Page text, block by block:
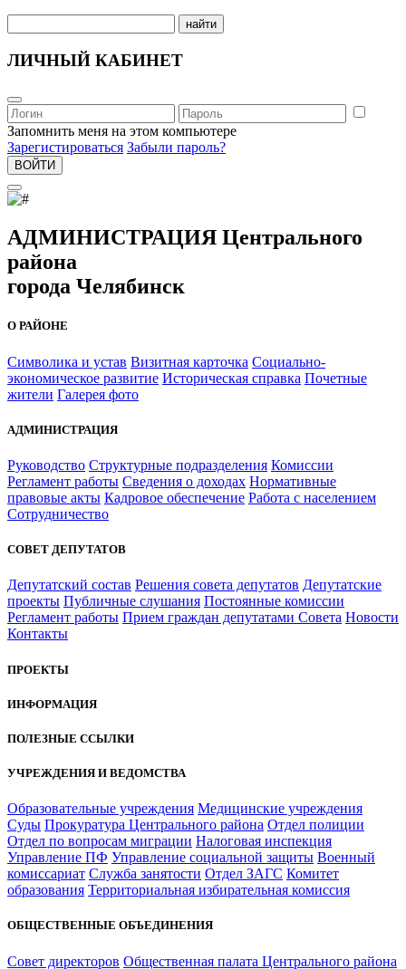
найти
ЛИЧНЫЙ КАБИНЕТ
Запомнить меня на этом компьютере
Зарегистироваться Забыли пароль?
ВОЙТИ
АДМИНИСТРАЦИЯ Центрального
района
города Челябинск
О РАЙОНЕ
Символика и устав Визитная карточка Социально-
экономическое развитие Историческая справка Почетные
жители Галерея фото
АДМИНИСТРАЦИЯ
Руководство Структурные подразделения Комиссии
Регламент работы Сведения о доходах Нормативные
правовые акты Кадровое обеспечение Работа с населением
Сотрудничество
СОВЕТ ДЕПУТАТОВ
Депутатский состав Решения совета депутатов Депутатские
проекты Публичные слушания Постоянные комиссии
Регламент работы Прием граждан депутатами Совета Новости
Контакты
ПРОЕКТЫ
ИНФОРМАЦИЯ
ПОЛЕЗНЫЕ ССЫЛКИ
УЧРЕЖДЕНИЯ И ВЕДОМСТВА
Образовательные учреждения Медицинские учреждения
Суды Прокуратура Центрального района Отдел полиции
Отдел по вопросам миграции Налоговая инспекция
Управление ПФ Управление социальной защиты Военный
комиссариат Служба занятости Отдел ЗАГС Комитет
образования Территориальная избирательная комиссия
ОБЩЕСТВЕННЫЕ ОБЪЕДИНЕНИЯ
Совет директоров Общественная палата Центрального района